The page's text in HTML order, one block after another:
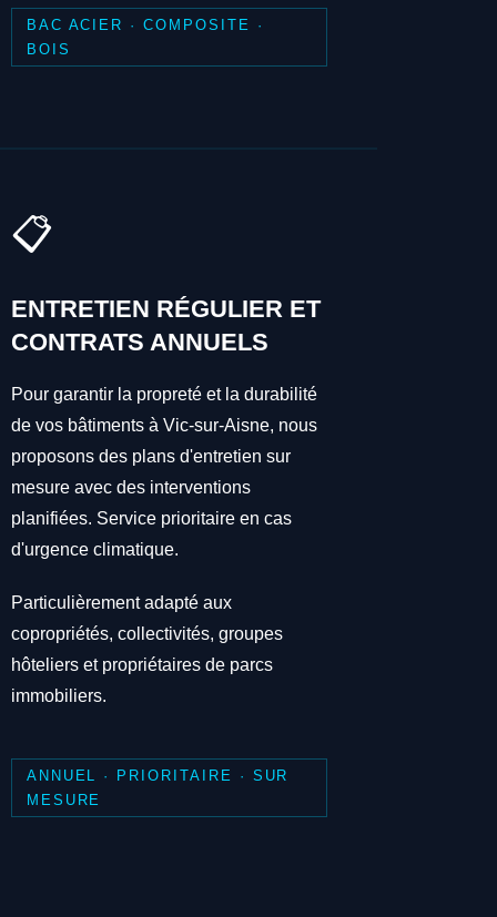
BAC ACIER · COMPOSITE ·
BOIS
📋
ENTRETIEN RÉGULIER ET
CONTRATS ANNUELS
Pour garantir la propreté et la durabilité
de vos bâtiments à Vic-sur-Aisne, nous
proposons des plans d'entretien sur
mesure avec des interventions
planifiées. Service prioritaire en cas
d'urgence climatique.
Particulièrement adapté aux
copropriétés, collectivités, groupes
hôteliers et propriétaires de parcs
immobiliers.
ANNUEL · PRIORITAIRE · SUR
MESURE